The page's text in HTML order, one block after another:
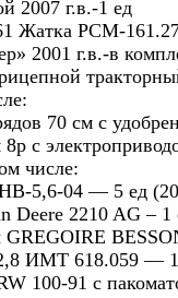
2007 г.в.-1 ед
Жатка РСМ-
2001 г.в.-в
70 см с
с
числе:
5,6-04 — 5 ед
Deere 2210 AG – 1
ИМТ 618.059 — 1
100-91 с